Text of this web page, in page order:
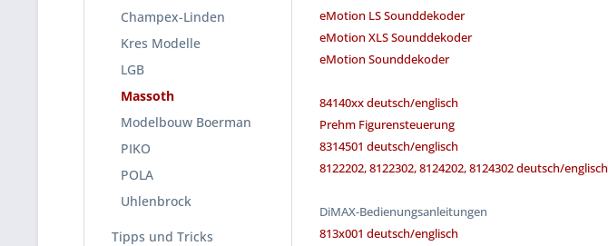
Champex-Linden
Kres Modelle
LGB
Massoth
Modelbouw Boerman
PIKO
POLA
Uhlenbrock
Tipps und Tricks
eMotion LS Sounddekoder
eMotion XLS Sounddekoder
eMotion Sounddekoder
84140xx deutsch/englisch
Prehm Figurensteuerung
8314501 deutsch/englisch
8122202, 8122302, 8124202, 8124302 deutsch/englisch
DiMAX-Bedienungsanleitungen
813x001 deutsch/englisch